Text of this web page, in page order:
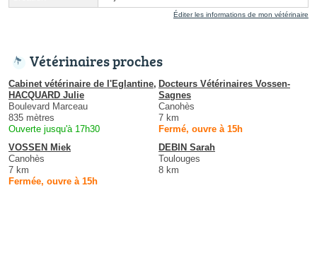
Éditer les informations de mon vétérinaire
Vétérinaires proches
Cabinet vétérinaire de l'Eglantine,
HACQUARD Julie
Boulevard Marceau
835 mètres
Ouverte jusqu'à 17h30
Docteurs Vétérinaires Vossen-
Sagnes
Canohès
7 km
Fermé, ouvre à 15h
VOSSEN Miek
Canohès
7 km
Fermée, ouvre à 15h
DEBIN Sarah
Toulouges
8 km